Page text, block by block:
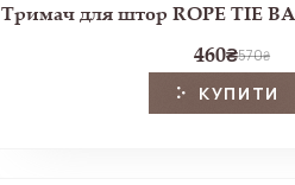
Тримач для штор ROPE TIE
460₴570₴
КУПИТИ